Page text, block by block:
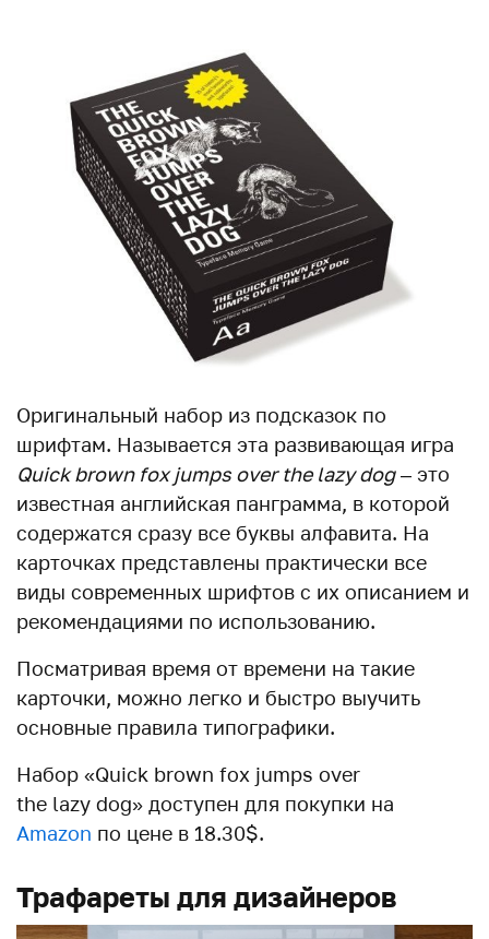
Оригинальный набор из подсказок по
шрифтам. Называется эта развивающая игра
Quick brown fox jumps over the lazy dog– это
известная английская панграмма, в которой
содержатся сразу все буквы алфавита. На
карточках представлены практически все
виды современных шрифтов с их описанием и
рекомендациями по использованию.
Посматривая время от времени на такие
карточки, можно легко и быстро выучить
основные правила типографики.
Набор «Quick brown fox jumps over
the lazy dog» доступен для покупки на
Amazon по цене в 18.30$.
Трафареты для дизайнеров